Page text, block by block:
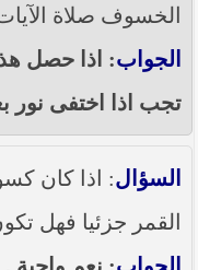
الخسوف صلاة
الجواب: اذا حصل
تجب اذا اختفى
السؤال: اذا كان
القمر جزئيا فهل